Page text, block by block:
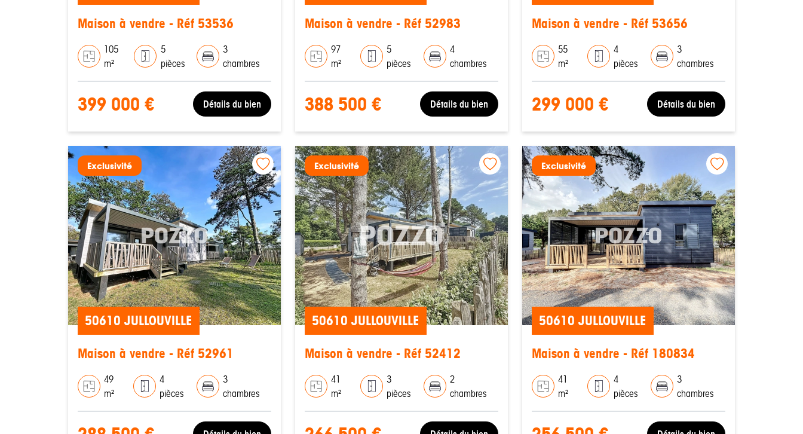
Maison à vendre - Réf 53536
105
m²
5
pièces
3
chambres
399 000 € Détails du bien
Maison à vendre - Réf 52983
97
m²
5
pièces
4
chambres
388 500 € Détails du bien
Maison à vendre - Réf 53656
55
m²
4
pièces
3
chambres
299 000 € Détails du bien
Exclusivité
50610 JULLOUVILLE
Maison à vendre - Réf 52961
49
m²
4
pièces
3
chambres
Exclusivité
50610 JULLOUVILLE
Maison à vendre - Réf 52412
41
m²
3
pièces
2
chambres
Exclusivité
50610 JULLOUVILLE
Maison à vendre - Réf 180834
41
m²
4
pièces
3
chambres